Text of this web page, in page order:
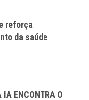
reforça
da saúde
IA ENCONTRA O